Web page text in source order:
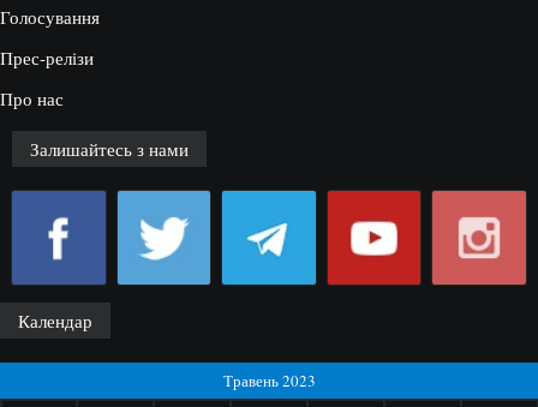
Голосування
Прес-релізи
Про нас
Залишайтесь з нами
Календар
Травень 2023